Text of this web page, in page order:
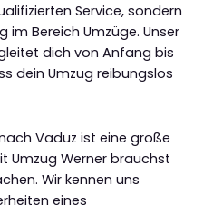
Service, sondern
im Bereich Umzüge. Unser
dich von Anfang bis
dein Umzug reibungslos
Vaduz ist eine große
Umzug Werner brauchst
Wir kennen uns
eines